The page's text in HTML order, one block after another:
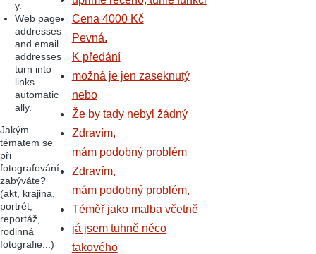
y.
Web page
addresses
and email
addresses
turn into
links
automatic
ally.
Jakým
tématem se
při
fotografování
zabýváte?
(akt, krajina,
portrét,
reportáž,
rodinná
fotografie...)
Cena 4000 Kč
Pevná.
K předání
možná je jen zaseknutý
nebo
Že by tady nebyl žádný
Zdravím,
mám podobný problém
Zdravím,
mám podobný problém,
Téměř jako malba včetně
já jsem tuhně něco
takového